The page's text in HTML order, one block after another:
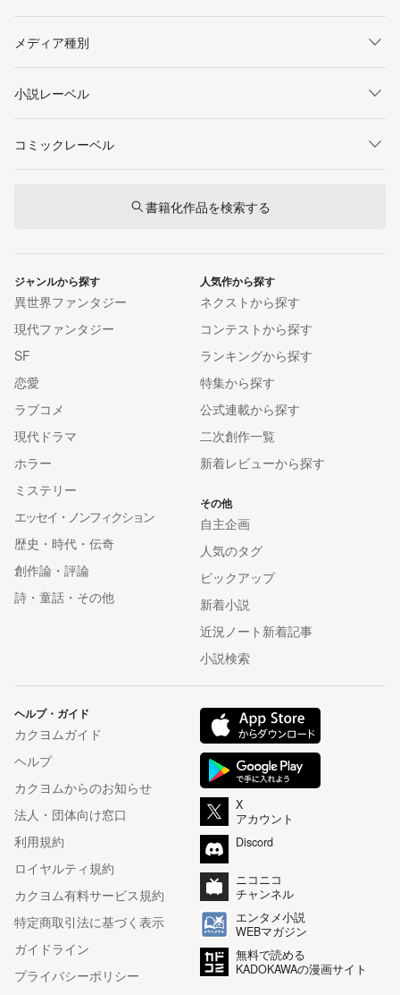
メディア種別
小説レーベル
コミックレーベル
書籍化作品を検索する
ジャンルから探す
異世界ファンタジー
現代ファンタジー
SF
恋愛
ラブコメ
現代ドラマ
ホラー
ミステリー
エッセイ・ノンフィクション
歴史・時代・伝奇
創作論・評論
詩・童話・その他
人気作から探す
ネクストから探す
コンテストから探す
ランキングから探す
特集から探す
公式連載から探す
二次創作一覧
新着レビューから探す
その他
自主企画
人気のタグ
ピックアップ
新着小説
近況ノート新着記事
小説検索
ヘルプ・ガイド
カクヨムガイド
ヘルプ
カクヨムからのお知らせ
法人・団体向け窓口
利用規約
ロイヤルティ規約
カクヨム有料サービス規約
特定商取引法に基づく表示
ガイドライン
プライバシーポリシー
X
アカウント
Discord
ニコニコ
チャンネル
エンタメ小説
WEBマガジン
無料で読める
KADOKAWAの漫画サイト